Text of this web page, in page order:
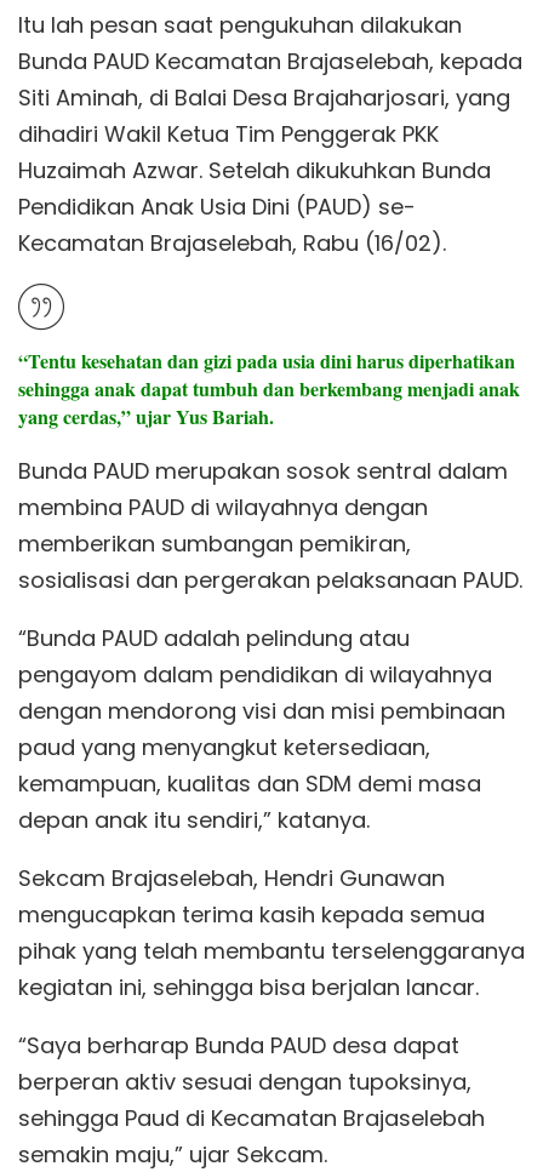
Itu lah pesan saat pengukuhan dilakukan
Bunda PAUD Kecamatan Brajaselebah, kepada
Siti Aminah, di Balai Desa Brajaharjosari, yang
dihadiri Wakil Ketua Tim Penggerak PKK
Huzaimah Azwar. Setelah dikukuhkan Bunda
Pendidikan Anak Usia Dini (PAUD) se-
Kecamatan Brajaselebah, Rabu (16/02).
“Tentu kesehatan dan gizi pada usia dini harus diperhatikan
sehingga anak dapat tumbuh dan berkembang menjadi anak
yang cerdas,” ujar Yus Bariah.
Bunda PAUD merupakan sosok sentral dalam
membina PAUD di wilayahnya dengan
memberikan sumbangan pemikiran,
sosialisasi dan pergerakan pelaksanaan PAUD.
“Bunda PAUD adalah pelindung atau
pengayom dalam pendidikan di wilayahnya
dengan mendorong visi dan misi pembinaan
paud yang menyangkut ketersediaan,
kemampuan, kualitas dan SDM demi masa
depan anak itu sendiri,” katanya.
Sekcam Brajaselebah, Hendri Gunawan
mengucapkan terima kasih kepada semua
pihak yang telah membantu terselenggaranya
kegiatan ini, sehingga bisa berjalan lancar.
“Saya berharap Bunda PAUD desa dapat
berperan aktiv sesuai dengan tupoksinya,
sehingga Paud di Kecamatan Brajaselebah
semakin maju,” ujar Sekcam.